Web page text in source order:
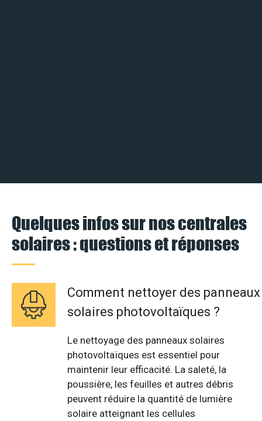
Quelques infos sur nos centrales
solaires : questions et réponses
Comment nettoyer des panneaux
solaires photovoltaïques ?
Le nettoyage des panneaux solaires
photovoltaïques est essentiel pour
maintenir leur efficacité. La saleté, la
poussière, les feuilles et autres débris
peuvent réduire la quantité de lumière
solaire atteignant les cellules